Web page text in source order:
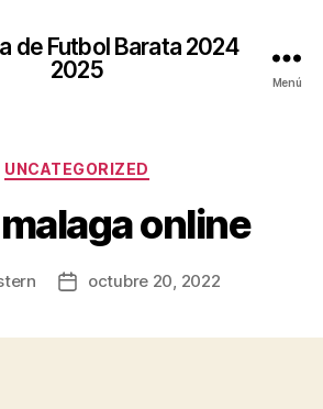
de Futbol Barata 2024
2025
Menú
Categorías
UNCATEGORIZED
online
Fechaoctubre 20, 2022